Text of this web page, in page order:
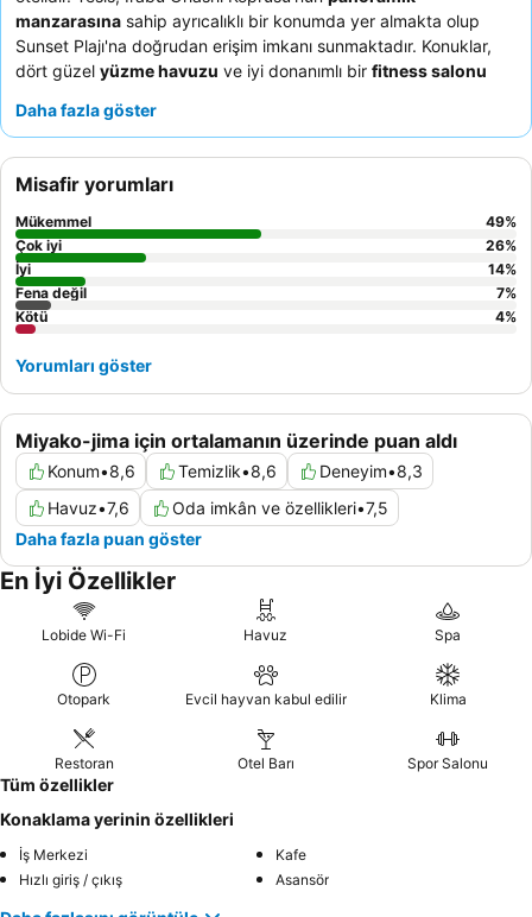
manzarasına sahip ayrıcalıklı bir konumda yer almakta olup
Sunset Plajı'na doğrudan erişim imkanı sunmaktadır. Konuklar,
dört güzel yüzme havuzu ve iyi donanımlı bir fitness salonu
Personel, olağanüstü misafirperverlikleri nedeniyle sürekli olarak
seçenekleriyle öne çıkmaktadır. Gerçekten özel bir deneyim için,
nefes kesen manzaralar sunan yüksek katlardaki bir odayı
ayırtmayı düşünebilirsiniz.
Daha fazla göster
Miyako-jima için ortalamanın üzerinde puan aldı
Konum•8,6 Temizlik•8,6 Deneyim•8,3
Havuz•7,6 Oda imkân ve özellikleri•7,5
Daha fazla puan göster
Misafir yorumları
Mükemmel 49%
Çok iyi
26%
İyi
14%
Fena değil
7%
Kötü
4%
Yorumları göster
En İyi Özellikler
Lobide Wi-Fi Havuz Spa
Otopark Evcil hayvan kabul edilir Klima
Restoran Otel Barı Spor Salonu
Tüm özellikler
Konaklama yerinin özellikleri
İş Merkezi
Kafe
Hızlı giriş / çıkış
Asansör